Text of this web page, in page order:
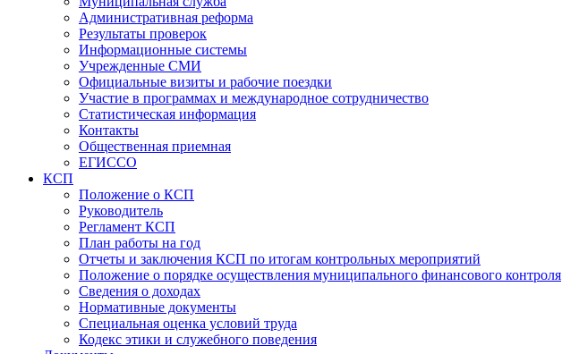
Административная реформа
Результаты проверок
Информационные системы
Учрежденные СМИ
Официальные визиты и рабочие поездки
Участие в программах и международное сотрудничество
Статистическая информация
Контакты
Общественная приемная
ЕГИССО
КСП
Положение о КСП
Руководитель
Регламент КСП
План работы на год
Отчеты и заключения КСП по итогам контрольных мероприятий
Положение о порядке осуществления муниципального финансового контроля
Сведения о доходах
Нормативные документы
Специальная оценка условий труда
Кодекс этики и служебного поведения